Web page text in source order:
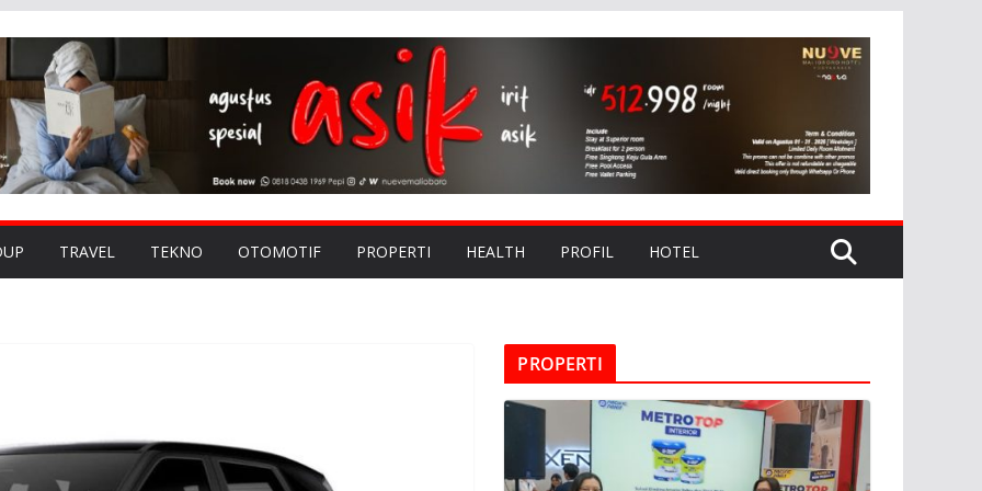
TRAVEL TEKNO OTOMOTIF PROPERTI HEALTH PROFIL HOTEL
PROPERTI